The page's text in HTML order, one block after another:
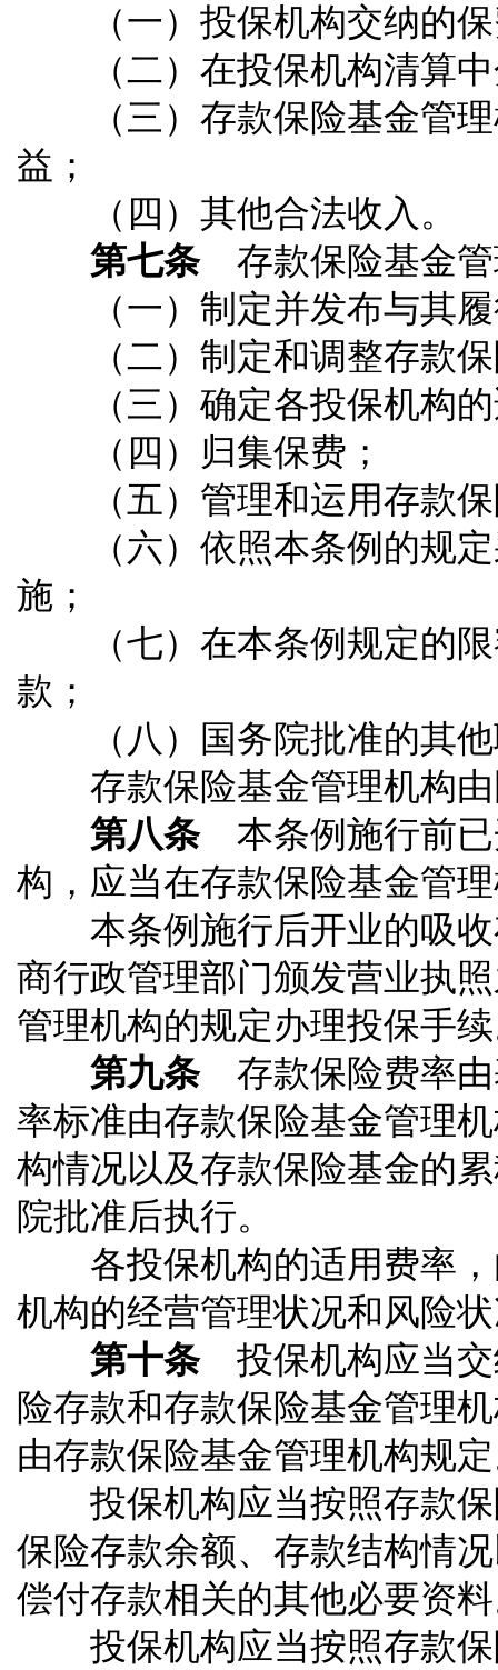
（一）投保机构交纳的保
（二）在投保机构清算中
（三）存款保险基金管理
益；
（四）其他合法收入。
第七条存款保险基金管
（一）制定并发布与其履
（二）制定和调整存款保
（三）确定各投保机构的
（四）归集保费；
（五）管理和运用存款保
（六）依照本条例的规定
施；
（七）在本条例规定的限
款；
（八）国务院批准的其他
存款保险基金管理机构由
第八条本条例施行前已
构，应当在存款保险基金管
本条例施行后开业的吸收
商行政管理部门颁发营业执
管理机构的规定办理投保手
第九条存款保险费率由
率标准由存款保险基金管理
构情况以及存款保险基金的
院批准后执行。
各投保机构的适用费率，
机构的经营管理状况和风险
第十条投保机构应当交
险存款和存款保险基金管理
由存款保险基金管理机构规
投保机构应当按照存款保
保险存款余额、存款结构情
偿付存款相关的其他必要资
投保机构应当按照存款保